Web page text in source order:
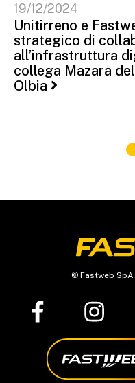
19/12/2024
Unitirreno e
strategico di
all’infrastruttura
collega Mazara
Olbia
© Fastweb SpA